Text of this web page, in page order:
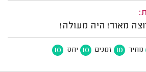
מאוד! היה מעולה!
מחיר 10 זמנים 10 יחס 10